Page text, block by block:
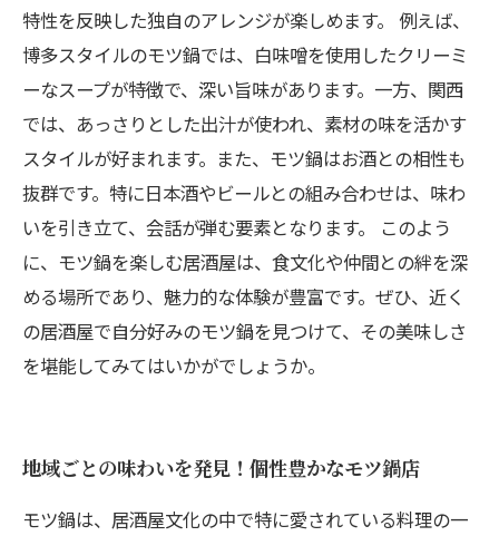
特性を反映した独自のアレンジが楽しめます。 例えば、
博多スタイルのモツ鍋では、白味噌を使用したクリーミ
ーなスープが特徴で、深い旨味があります。一方、関西
では、あっさりとした出汁が使われ、素材の味を活かす
スタイルが好まれます。また、モツ鍋はお酒との相性も
抜群です。特に日本酒やビールとの組み合わせは、味わ
いを引き立て、会話が弾む要素となります。 このよう
に、モツ鍋を楽しむ居酒屋は、食文化や仲間との絆を深
める場所であり、魅力的な体験が豊富です。ぜひ、近く
の居酒屋で自分好みのモツ鍋を見つけて、その美味しさ
を堪能してみてはいかがでしょうか。
地域ごとの味わいを発見！個性豊かなモツ鍋店
モツ鍋は、居酒屋文化の中で特に愛されている料理の一